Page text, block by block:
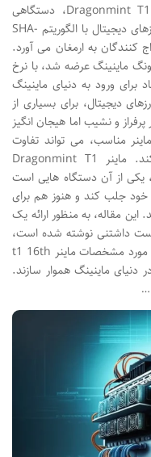
مشخصات ماینر t1 16th ماینر Dragonmint T1 16Th/s، دستگاهی
قدرتمند و شناخته شده در دنیای استخراج ارزهای دیجیتال با الگوریتم SHA-
کنندگان به ارمغان می آورد.
شرکت هالونگ ماینینگ عرضه شد، با نرخ
برای ورود به دنیای ماینینگ
دیجیتال، برای بسیاری از
و نشیب اما هیجان انگیز
مناسب، می تواند تفاوت
چشمگیری در کیفیت این تجربه ایجاد کند. ماینر Dragonmint T1
16Th/s، محصول شرکت Halong Mining، یکی از آن دستگاه هایی است
خود جلب کند و هنوز هم برای
مقاله، به منظور ارائه یک
داشتنی نوشته شده است،
تا آن ها که به دنبال کسب اطلاعات دقیق در مورد مشخصات ماینر t1 16th
دنیای ماینینگ هموار سازند.